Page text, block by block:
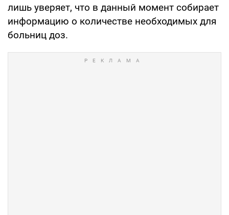
лишь уверяет, что в данный момент собирает
информацию о количестве необходимых для
больниц доз.